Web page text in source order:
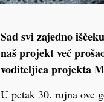
Sad svi zajedno
naš projekt već
voditeljica projekta
U petak 30. rujna ove